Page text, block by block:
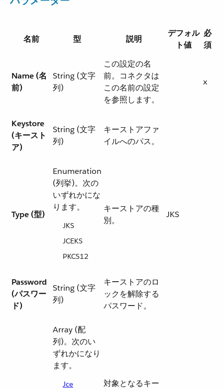
名前 型 説明
デフォル
ト値
必
須
Name (名
前)
String (文字
列)
この設定の名
前。コネクタは
この名前の設定
を参照します。
x
Keystore
(キースト
ア)
String (文字
列)
キーストアファ
イルへのパス。
Type (型)
Enumeration
(列挙)。次の
いずれかにな
ります。
JKS
JCEKS
PKCS12
キーストアの種
別。
JKS
Password
(パスワー
ド)
String (文字
列)
キーストアのロ
ックを解除する
パスワード。
Array (配
列)。次のい
ずれかになり
ます。
Jce
対象となるキー